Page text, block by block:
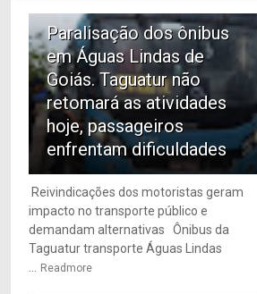
Paralisação dos ônibus
em Águas Lindas de
Goiás. Taguatur não
retomará as atividades
hoje, passageiros
enfrentam dificuldades
Reivindicações dos motoristas geram
impacto no transporte público e
demandam alternativas Ônibus da
Taguatur transporte Águas Lindas
Readmore